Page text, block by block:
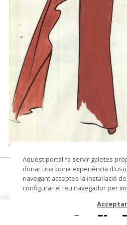
© Santa Eulalia – Tots els drets
Figurín
Dibuix
Aquest portal fa servir galetes
donar una bona experiència
navegant acceptes la instal·lació
configurar el teu navegador per
Acceptar